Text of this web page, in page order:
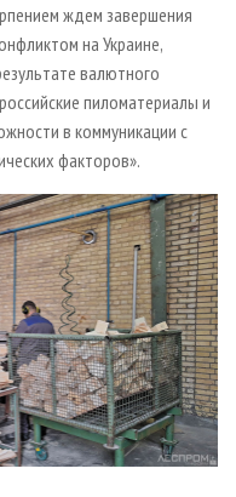
ждем завершения
на Украине,
валютного
пиломатериалы и
в коммуникации с
факторов».